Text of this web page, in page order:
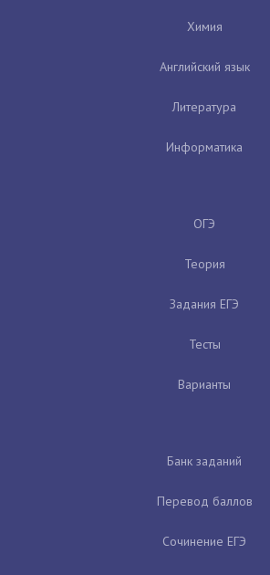
Химия
Английский язык
Литература
Информатика
ОГЭ
Теория
Задания ЕГЭ
Тесты
Варианты
Банк заданий
Перевод баллов
Сочинение ЕГЭ